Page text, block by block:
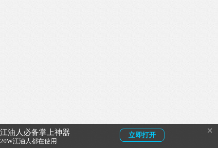
江油人必备掌上神器
20W江油人都在使用
立即打开 ×